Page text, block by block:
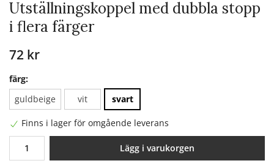
Utställningskoppel med dubbla stopp
i flera färger
72 kr
färg:
guldbeige
vit svart
Finns i lager för omgående leverans
Lägg i varukorgen